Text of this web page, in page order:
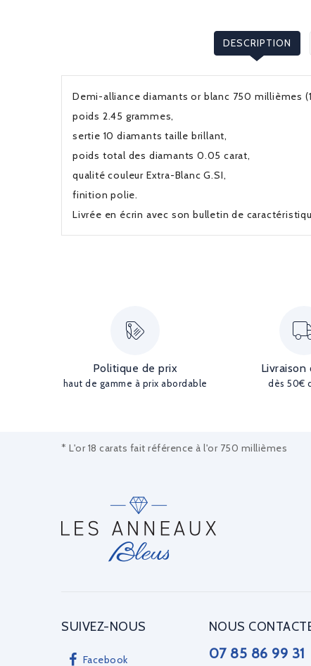
DESCRIPTION
Demi-alliance diamants or blanc 750 millièmes
poids 2.45 grammes,
sertie 10 diamants taille brillant,
poids total des diamants 0.05 carat,
qualité couleur Extra-Blanc G.SI,
finition polie.
Livrée en écrin avec son bulletin de
Politique de prix
haut de gamme à prix abordable dès 50€
* L'or 18 carats fait référence à l'or 750 millièmes
SUIVEZ-NOUS
Facebook
NOUS
07 85 86 99 31